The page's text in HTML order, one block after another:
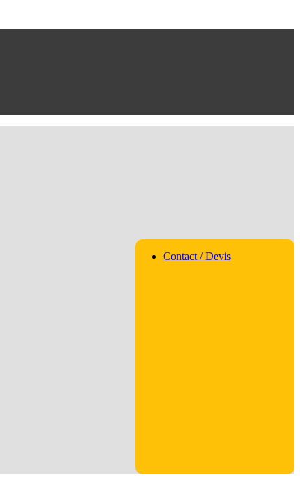
Contact / Devis